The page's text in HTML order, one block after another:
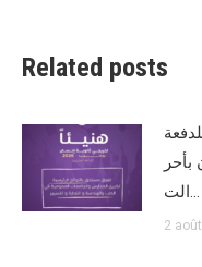
Related posts
الت…
2